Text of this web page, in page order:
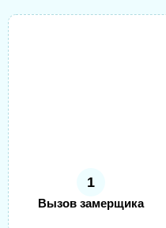
1
Вызов замерщика